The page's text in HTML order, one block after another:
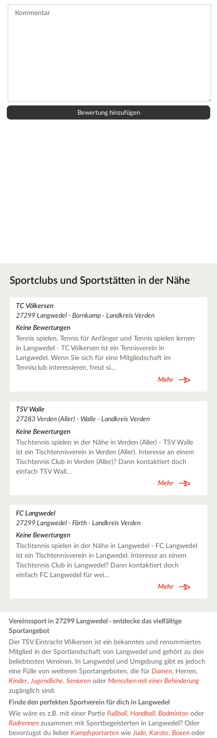
Sportclubs und Sportstätten in der Nähe
TC Völkersen
27299 Langwedel - Bornkamp - Landkreis Verden
Keine Bewertungen
Tennis spielen, Tennis für Anfänger und Tennis spielen lernen
in Langwedel - TC Völkersen ist ein Tennisverein in
Langwedel. Wenn Sie sich für eine Mitgliedschaft im
Tennisclub interessieren, freut si…
Mehr
TSV Walle
27283 Verden (Aller) - Walle - Landkreis Verden
Keine Bewertungen
Tischtennis spielen in der Nähe in Verden (Aller) - TSV Walle
ist ein Tischtennisverein in Verden (Aller). Interesse an einem
Tischtennis Club in Verden (Aller)? Dann kontaktiert doch
einfach TSV Wall…
Mehr
FC Langwedel
27299 Langwedel - Förth - Landkreis Verden
Keine Bewertungen
Tischtennis spielen in der Nähe in Langwedel - FC Langwedel
ist ein Tischtennisverein in Langwedel. Interesse an einem
Tischtennis Club in Langwedel? Dann kontaktiert doch
einfach FC Langwedel für wei…
Mehr
Vereinssport in 27299 Langwedel - entdecke das vielfältige
Sportangebot
Der TSV Eintracht Völkersen ist ein bekanntes und renommiertes
Mitglied in der Sportlandschaft von Langwedel und gehört zu den
beliebtesten Vereinen. In Langwedel und Umgebung gibt es jedoch
eine Fülle von weiteren Sportangeboten, die fürDamen, Herren,
Kinder,Jugendliche,Senioren oderMenschen mit einer Behinderung
zugänglich sind.
Finde den perfekten Sportverein für dich in Langwedel
Wie wäre es z.B. mit einer PartieFußball,Handball,Badminton oder
Radrennen zusammen mit Sportbegeisterten in Langwedel? Oder
bevorzugst du lieberKampfsportarten wieJudo,Karate,Boxen oder